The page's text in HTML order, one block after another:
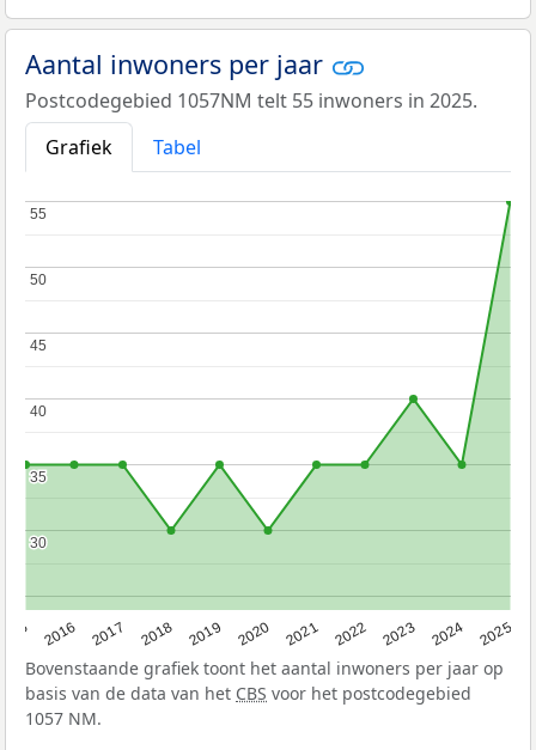
Aantal inwoners per jaar
Postcodegebied 1057NM telt 55 inwoners in 2025.
Grafiek
Tabel
2016 2017 2018 2019 2020 2021 2022 2023 2024 2025
30
30
35
35
40
40
45
45
50
50
55
55
Bovenstaande grafiek toont het aantal inwoners per jaar op
basis van de data van het CBS voor het postcodegebied
1057 NM.